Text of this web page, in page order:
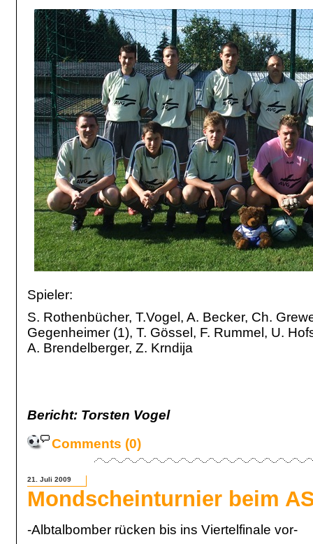
Spieler:
S. Rothenbücher, T.Vogel, A. Becker, Ch.
Gegenheimer (1), T. Gössel, F. Rummel, U.
A. Brendelberger, Z. Krndija
Bericht: Torsten Vogel
Comments (0)
21. Juli 2009
Mondscheinturnier beim
-Albtalbomber rücken bis ins Viertelfinale vor-